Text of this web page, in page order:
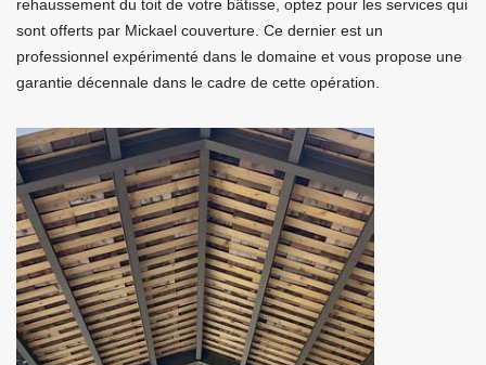
rehaussement du toit de votre bâtisse, optez pour les services qui
sont offerts par Mickael couverture. Ce dernier est un
professionnel expérimenté dans le domaine et vous propose une
garantie décennale dans le cadre de cette opération.